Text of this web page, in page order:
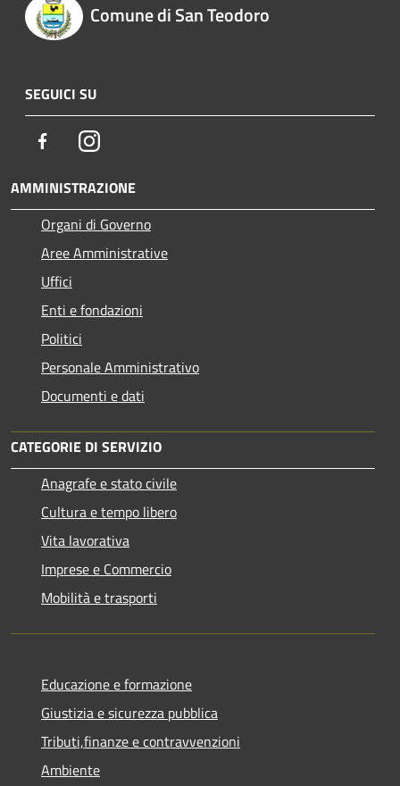
Comune di San Teodoro
SEGUICI SU
FacebookInstagram
AMMINISTRAZIONE
Organi di Governo
Aree Amministrative
Uffici
Enti e fondazioni
Politici
Personale Amministrativo
Documenti e dati
CATEGORIE DI SERVIZIO
Anagrafe e stato civile
Cultura e tempo libero
Vita lavorativa
Imprese e Commercio
Mobilità e trasporti
Educazione e formazione
Giustizia e sicurezza pubblica
Tributi,finanze e contravvenzioni
Ambiente